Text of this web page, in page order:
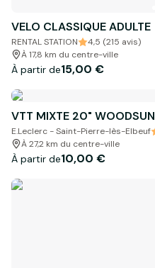
VELO CLASSIQUE ADULTE
RENTAL STATION
4,5 (215 avis)
À 17,8 km du centre-ville
À partir de15,00 €
VTT MIXTE 20" WOODSUN
E.Leclerc - Saint-Pierre-lès-Elbeuf
À 27,2 km du centre-ville
À partir de10,00 €